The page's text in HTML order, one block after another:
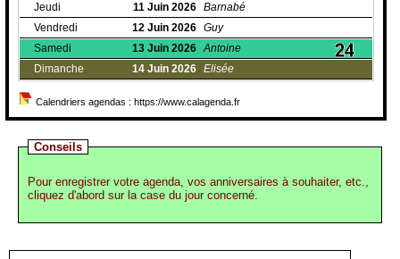
Jeudi
11 Juin 2026 Barnabé
Vendredi
12 Juin 2026 Guy
Samedi
13 Juin 2026 Antoine
Dimanche
14 Juin 2026 Elisée
Calendriers agendas : https://www.calagenda.fr
Conseils
Pour enregistrer votre agenda, vos anniversaires à souhaiter, etc.,
cliquez d'abord sur la case du jour concerné.